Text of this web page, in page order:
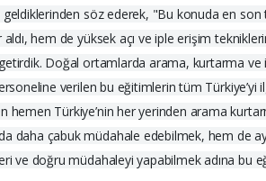
geldiklerinden söz ederek, "Bu konuda en
hem de yüksek açı ve iple erişim
Doğal ortamlarda arama, kurtarma ve
verilen bu eğitimlerin tüm Türkiye’yi
hemen Türkiye’nin her yerinden arama
daha çabuk müdahale edebilmek, hem de
ve doğru müdahaleyi yapabilmek adına bu